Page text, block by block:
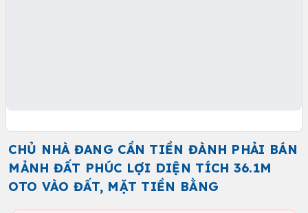
CHỦ NHÀ ĐANG CẦN TIỀN ĐÀNH PHẢI BÁN
MẢNH ĐẤT PHÚC LỢI DIỆN TÍCH 36.1M
OTO VÀO ĐẤT, MẶT TIỀN BẰNG